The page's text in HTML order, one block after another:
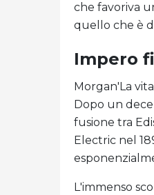
che favoriva
quello che è
Impero
Morgan'La
Dopo un
fusione tra
Electric nel
L'immenso